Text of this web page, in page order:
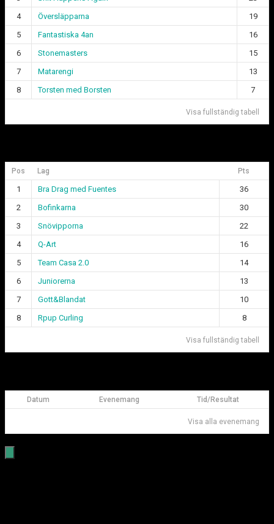
4
Översläpparna
19
5
Fantastiska 4an
16
6
Stonemasters
15
7
Matarengi
13
8
Torsten med Borsten 7
Visa fullständig tabell
Pos Lag Pts
1 Bra Drag med Fuentes
36
2
Bofinkarna
30
3
Snövipporna
22
4
Q-Art
16
5
Team Casa 2.0
14
6
Juniorerna
13
7
Gott&Blandat
10
8
Rpup Curling 8
Visa fullständig tabell
Datum Evenemang Tid/Resultat
Visa alla evenemang